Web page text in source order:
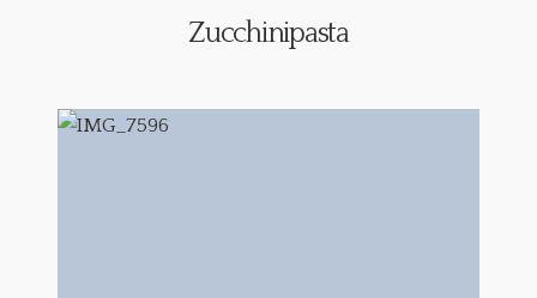
Zucchinipasta